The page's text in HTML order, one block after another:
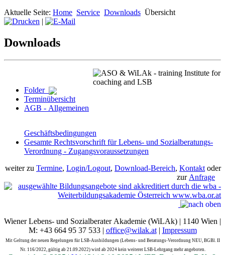
Aktuelle Seite: Home Service Downloads Übersicht
|
Downloads
Folder
Terminübersicht
AGB - Allgemeinen
Geschäftsbedingungen
Gesamte Rechtsvorschrift für Lebens- und Sozialberatungs-
Verordnung - Zugangsvoraussetzungen
weiter zu Termine, Login/Logout, Download-Bereich, Kontakt oder
zur Anfrage
Wiener Lebens- und Sozialberater Akademie (WiLAk) | 1140 Wien |
M: +43 664 95 37 533 | office@wilak.at| Impressum
Mit Geltung der neuen Regelungen für LSB-Ausbildungen (Lebens- und Beratungs-Verordnung NEU, BGBl. II
Nr. 116/2022, gültig ab 21.09.2022) wird ab 2024 kein weiterer LSB-Lehrgang mehr angeboten.